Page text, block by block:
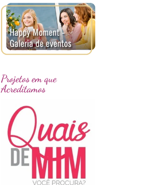
Projetos em que
Acreditamos